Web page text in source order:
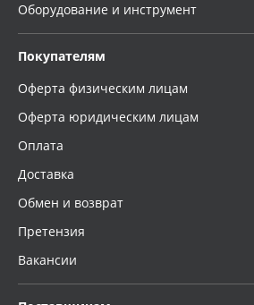
Оборудование и инструмент
Покупателям
Оферта физическим лицам
Оферта юридическим лицам
Оплата
Доставка
Обмен и возврат
Претензия
Вакансии